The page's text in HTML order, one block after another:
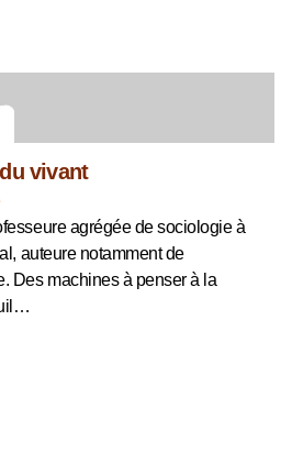
vivant
agrégée de sociologie à
auteure notamment de
Des machines à penser à la